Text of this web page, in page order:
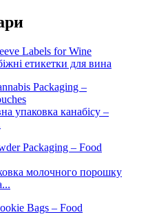
етикетки для вина
упаковка канабісу –
молочного порошку